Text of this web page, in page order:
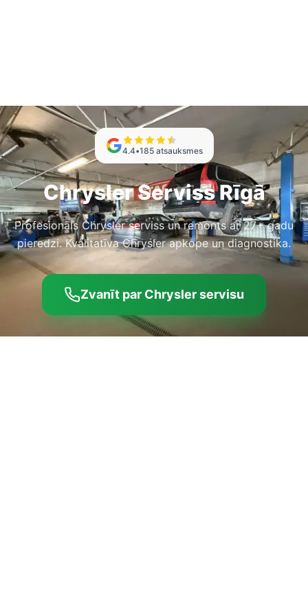
4.4•185 atsauksmes
Chrysler Serviss Rīgā
Profesionāls Chrysler serviss un remonts ar 27+ gadu
pieredzi. Kvalitatīva Chrysler apkope un diagnostika.
Zvanīt par Chrysler servisu